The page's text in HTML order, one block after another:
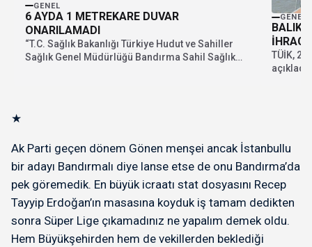
GENEL
6 AYDA 1 METREKARE DUVAR
ONARILAMADI
“T.C. Sağlık Bakanlığı Türkiye Hudut ve Sahiller
Sağlık Genel Müdürlüğü Bandırma Sahil Sağlık
GENEL
TÜİK,
★
Ak Parti geçen dönem Gönen menşei ancak İstanbullu
bir adayı Bandırmalı diye lanse etse de onu Bandırma’da
pek göremedik. En büyük icraatı stat dosyasını Recep
Tayyip Erdoğan’ın masasına koyduk iş tamam dedikten
sonra Süper Lige çıkamadınız ne yapalım demek oldu.
Hem Büyükşehirden hem de vekillerden beklediği